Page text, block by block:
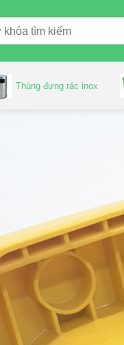
Thùng đựng rác inox